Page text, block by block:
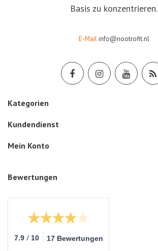
Basis zu konzentrieren.
E-Mail info@nootrofit.nl
Kategorien
Kundendienst
Mein Konto
Bewertungen
7.9 / 10 17 Bewertungen